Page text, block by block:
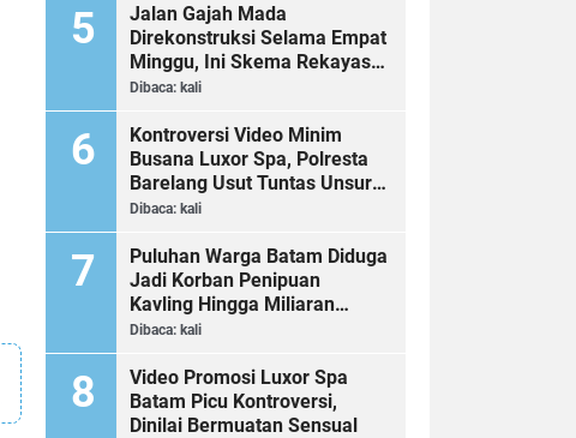
Jalan Gajah Mada
Direkonstruksi Selama Empat
Minggu, Ini Skema Rekayasa
Lalu Lintasnya
Dibaca: kali
Kontroversi Video Minim
Busana Luxor Spa, Polresta
Barelang Usut Tuntas Unsur
Pelanggaran Hukum
Dibaca: kali
Puluhan Warga Batam Diduga
Jadi Korban Penipuan
Kavling Hingga Miliaran
Rupiah, Laporan ke Polda
Dibaca: kali
Video Promosi Luxor Spa
Batam Picu Kontroversi,
Dinilai Bermuatan Sensual